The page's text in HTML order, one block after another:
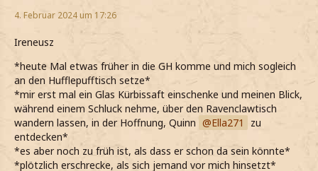
4. Februar 2024 um 17:26
Ireneusz
*heute Mal etwas früher in die GH komme und mich sogleich
an den Hufflepufftisch setze*
*mir erst mal ein Glas Kürbissaft einschenke und meinen Blick,
während einem Schluck nehme, über den Ravenclawtisch
wandern lassen, in der Hoffnung, Quinn
Ella271
zu
entdecken*
*es aber noch zu früh ist, als dass er schon da sein könnte*
*plötzlich erschrecke, als sich jemand vor mich hinsetzt*